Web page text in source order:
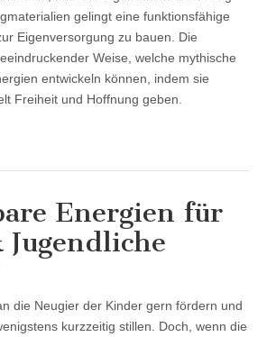
gelingt eine funktionsfähige
Eigenversorgung zu bauen. Die
Weise, welche mythische
entwickeln können, indem sie
Freiheit und Hoffnung geben.
Energien für
die Neugier der Kinder gern fördern und
kurzzeitig stillen. Doch, wenn die